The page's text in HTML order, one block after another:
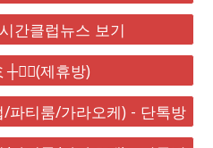
간클럽뉴스 보기
제휴방)
파티룸/가라오케) - 단톡방